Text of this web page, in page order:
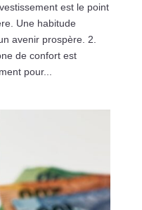
est le point
Une habitude
avenir prospère. 2.
de confort est
pour...